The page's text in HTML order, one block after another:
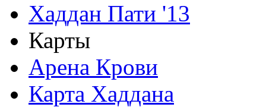
Хаддан Пати '13
Карты
Арена Крови
Карта Хаддана